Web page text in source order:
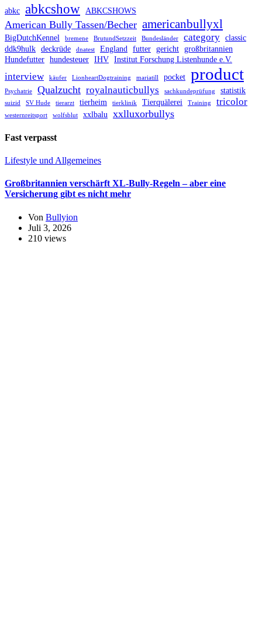
abkc abkcshow ABKCSHOWS
American Bully Tassen/Becher americanbullyxl
BigDutchKennel bremene BrutundSetzzeit Bundesländer category classic
ddk9hulk deckrüde dnatest England futter gericht großbritannien
Hundefutter hundesteuer IHV Institut Forschung Listenhunde e.V.
interview käufer LionheartDogtraining mariatill pocket product
Psychatrie Qualzucht royalnauticbullys sachkundeprüfung statistik
suizid SV Hude tierarzt tierheim tierklinik Tierquälerei Training tricolor
westernreitsport wolfsblut xxlbalu xxlluxorbullys
Fast verpasst
Lifestyle und Allgemeines
Großbritannien verschärft XL-Bully-Regeln – aber eine
Versicherung gibt es nicht mehr
Von Bullyion
Juli 3, 2026
210 views